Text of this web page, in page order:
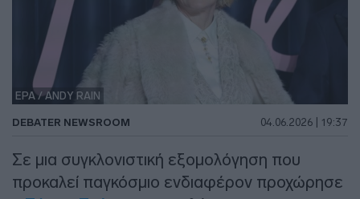
EPA / ANDY RAIN
DEBATER NEWSROOM 04.06.2026 | 19:37
Σε μια συγκλονιστική εξομολόγηση που
προκαλεί παγκόσμιο ενδιαφέρον προχώρησε